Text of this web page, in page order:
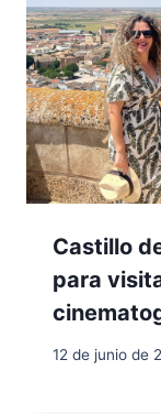
Castillo
para
12 de junio de